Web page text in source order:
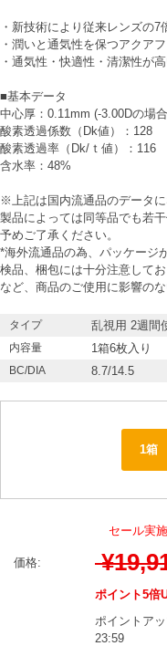
・新技術により従来レンズの7
・潤いと通気性を保つアクア
・通気性・快適性・清潔性が
■基本データ
中心厚：0.11mm (-3.00Dの場
酸素透過係数（Dk値）：128
酸素透過率（Dk/ｔ値）：116
含水率：48%
※上記は国内流通品のデータに
製品によっては同等品でも若
予めご了承ください。
*海外流通品の為、パッケージ
検品、梱包には十分注意して
など、商品のご使用に影響の
タイプ 乱視用 2週間
内容量 1箱6枚入り
BC/DIA 8.7/14.5
1箱
セール実
価格:
ポイント5
ポイントア
23:59